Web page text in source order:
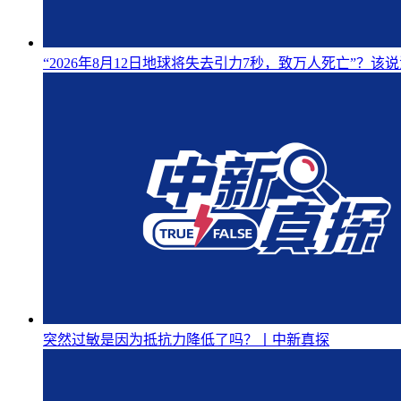
“2026年8月12日地球将失去引力7秒，致万人死亡”？该
突然过敏是因为抵抗力降低了吗？丨中新真探